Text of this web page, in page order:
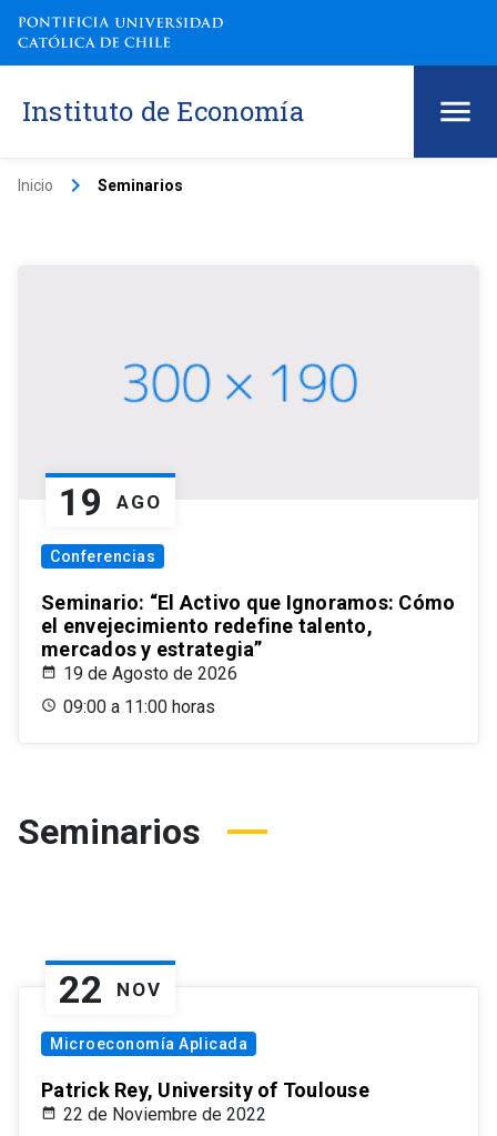
Instituto de Economía
Inicio keyboard_arrow_right Seminarios
19 AGO
Conferencias
Seminario: “El Activo que Ignoramos: Cómo
el envejecimiento redefine talento,
mercados y estrategia”
19 de Agosto de 2026
09:00 a 11:00 horas
Seminarios
22 NOV
Microeconomía Aplicada
Patrick Rey, University of Toulouse
22 de Noviembre de 2022